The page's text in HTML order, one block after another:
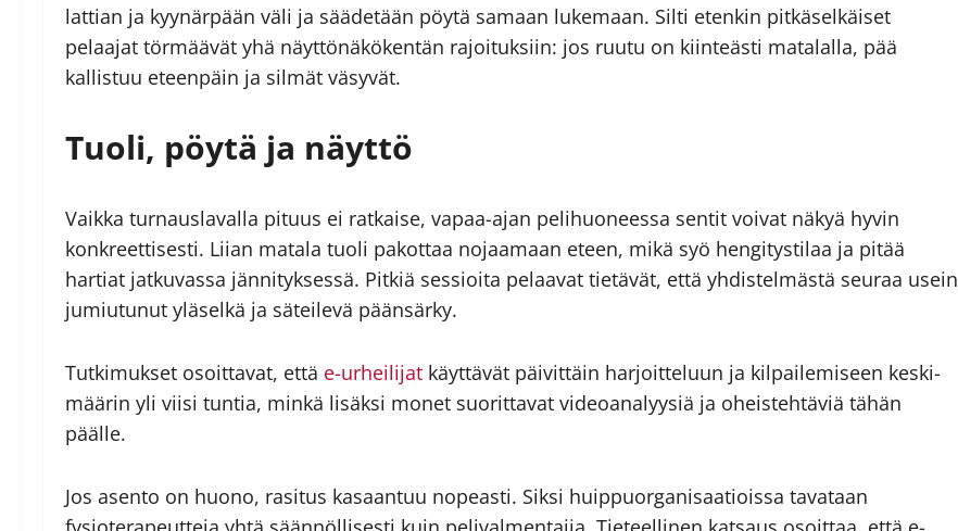
lattian ja kyynärpään väli ja säädetään pöytä samaan lukemaan. Silti etenkin pitkäselkäiset
pelaajat törmäävät yhä näyttö­näkökentän rajoituksiin: jos ruutu on kiinteästi matalalla, pää
kallistuu eteenpäin ja silmät väsyvät.
Tuoli, pöytä ja näyttö
Vaikka turnaus­lavalla pituus ei ratkaise, vapaa-ajan pelihuoneessa sentit voivat näkyä hyvin
konkreettisesti. Liian matala tuoli pakottaa nojaamaan eteen, mikä syö hengitys­tilaa ja pitää
hartiat jatkuvassa jännityksessä. Pitkiä sessioita pelaavat tietävät, että yhdistelmästä seuraa usein
jumiutunut yläselkä ja säteilevä päänsärky.
Tutkimukset osoittavat, että e-urheilijat käyttävät päivittäin harjoitteluun ja kilpailemiseen keski­
määrin yli viisi tuntia, minkä lisäksi monet suorittavat video­analyysiä ja oheistehtäviä tähän
päälle.
Jos asento on huono, rasitus kasaantuu nopeasti. Siksi huippu­organisaatioissa tavataan